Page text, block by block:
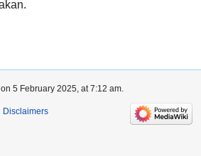
5 February 2025, at 7:12 am.
Disclaimers